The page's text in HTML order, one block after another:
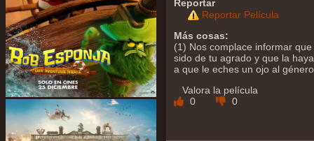
Reportar
Reportar Película
Más cosas:
(1) Nos complace informar
sido de tu agrado y que la
a que le eches un ojo al
Valora la película
0
0